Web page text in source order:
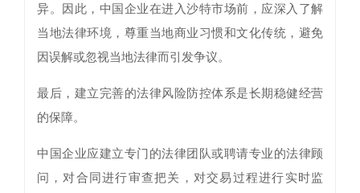
异。因此，中国企业在进入沙特市场前，应深入了解
当地法律环境，尊重当地商业习惯和文化传统，避免
因误解或忽视当地法律而引发争议。
最后，建立完善的法律风险防控体系是长期稳健经营
的保障。
中国企业应建立专门的法律团队或聘请专业的法律顾
问，对合同进行审查把关，对交易过程进行实时监